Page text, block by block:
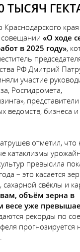
Краснодарского края
«О ходе
в 2025 году»,
РФ Дмитрий
участие
Росгидромета,
представители
ведомств, бизнеса и
отметил, что
катаклизмы
превысила
– это касается
свёклы и
объём зерна в
весе уже
рекорды по
прогнозируется